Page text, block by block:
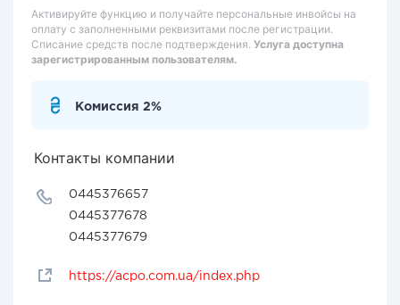
Активируйте функцию и получайте персональные инвойсы на
оплату с заполненными реквизитами после регистрации.
Списание средств после подтверждения. Услуга доступна
зарегистрированным пользователям.
Комиссия 2%
Контакты компании
0445376657
0445377678
0445377679
https://acpo.com.ua/index.php